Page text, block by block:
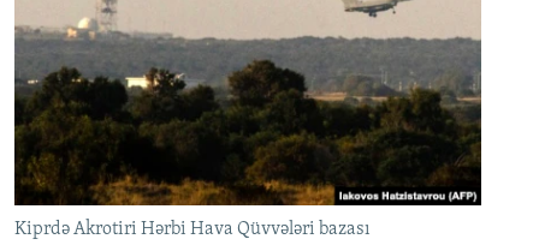
Kiprdə Akrotiri Hərbi Hava Qüvvələri bazası